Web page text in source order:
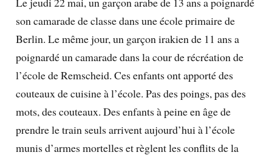
son camarade de classe dans une école primaire de
Berlin. Le même jour, un garçon irakien de 11 ans a
poignardé un camarade dans la cour de récréation de
l’école de Remscheid. Ces enfants ont apporté des
couteaux de cuisine à l’école. Pas des poings, pas des
mots, des couteaux. Des enfants à peine en âge de
prendre le train seuls arrivent aujourd’hui à l’école
munis d’armes mortelles et règlent les conflits de la